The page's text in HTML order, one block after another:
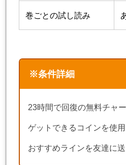
巻ごとの試し読み
※条件詳細
23時間で回復の無料チャ
ゲットできるコインを使用
おすすめラインを友達に